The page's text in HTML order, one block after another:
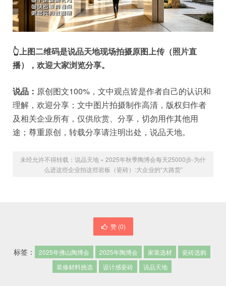
👆上图二维码是说品天地现场拍摄原图上传（照片直
播），欢迎大家浏览分享。
说品： 原创图文100%，文中观点皆是作者自己的认识和
理解，欢迎分享；文中图片拍摄制作高清，版权归作者
及相关企业所有，仅供欣赏、分享，切勿用作其他用
途；尊重原创，转载分享请注明出处，说品天地。
未经允许不得转载： 说品天地 » 2025年秋季陶博会每天25000步-为什
么进这些企业拍这些岩板（瓷砖）:大企业的“大路货”
赞 (0)
标签： 2025年佛山陶博会 2025年陶博会 家装选材
瓷砖选购
装修材料挑选
设计感瓷砖 说品天地